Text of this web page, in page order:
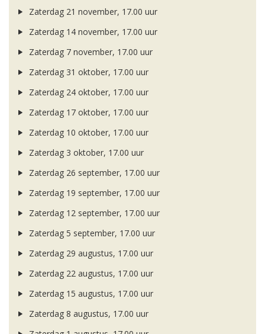
Zaterdag 21 november, 17.00 uur
Zaterdag 14 november, 17.00 uur
Zaterdag 7 november, 17.00 uur
Zaterdag 31 oktober, 17.00 uur
Zaterdag 24 oktober, 17.00 uur
Zaterdag 17 oktober, 17.00 uur
Zaterdag 10 oktober, 17.00 uur
Zaterdag 3 oktober, 17.00 uur
Zaterdag 26 september, 17.00 uur
Zaterdag 19 september, 17.00 uur
Zaterdag 12 september, 17.00 uur
Zaterdag 5 september, 17.00 uur
Zaterdag 29 augustus, 17.00 uur
Zaterdag 22 augustus, 17.00 uur
Zaterdag 15 augustus, 17.00 uur
Zaterdag 8 augustus, 17.00 uur